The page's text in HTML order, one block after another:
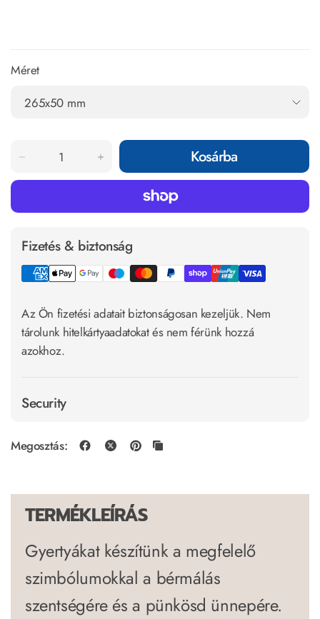
Méret
Kosárba
Fizetés & biztonság
Az Ön fizetési adatait biztonságosan kezeljük. Nem
tárolunk hitelkártyaadatokat és nem férünk hozzá
azokhoz.
Security
Megosztás:
TERMÉKLEÍRÁS
Gyertyákat készítünk a megfelelő
szimbólumokkal a bérmálás
szentségére és a pünkösd ünnepére.